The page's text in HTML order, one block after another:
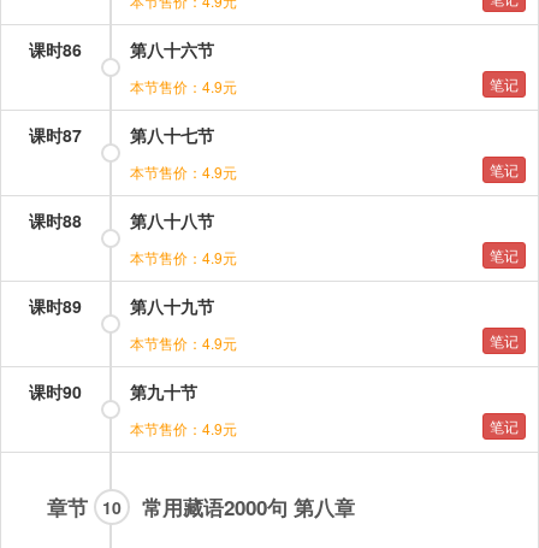
课时86 第八十六节
本节售价：4.9元 笔记
课时87 第八十七节
本节售价：4.9元 笔记
课时88 第八十八节
本节售价：4.9元 笔记
课时89 第八十九节
本节售价：4.9元 笔记
课时90 第九十节
本节售价：4.9元 笔记
章节 常用藏语2000句 第八章
10